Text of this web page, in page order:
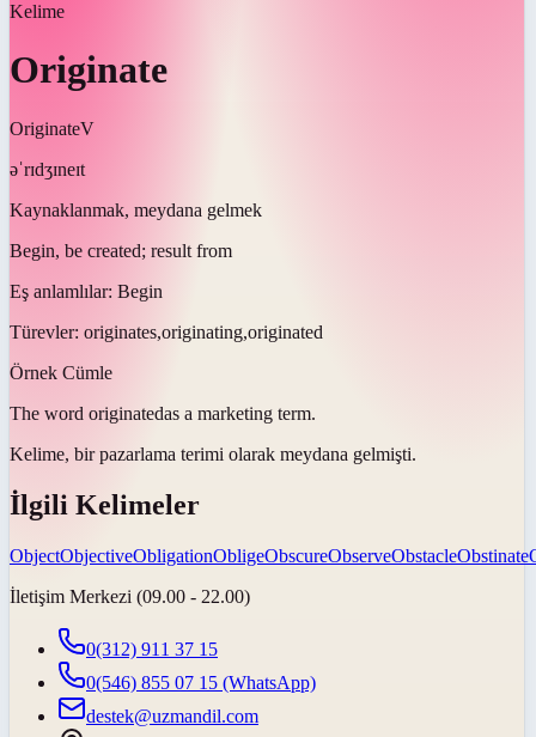
Kelime
Originate
OriginateV
əˈrɪdʒɪneɪt
Kaynaklanmak, meydana gelmek
Begin, be created; result from
Eş anlamlılar: Begin
Türevler: originates,originating,originated
Örnek Cümle
The word originatedas a marketing term.
Kelime, bir pazarlama terimi olarak meydana gelmişti.
İlgili Kelimeler
ObjectObjectiveObligationObligeObscureObserveObstacleObstinate
İletişim Merkezi (09.00 - 22.00)
0(312) 911 37 15
0(546) 855 07 15 (WhatsApp)
destek@uzmandil.com